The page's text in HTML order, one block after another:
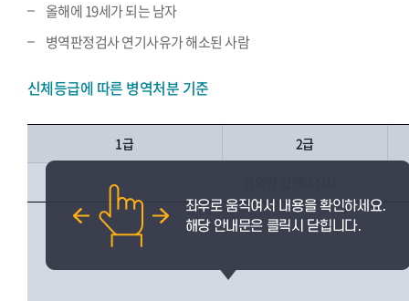
올해에 19세가 되는 남자
병역판정검사 연기사유가 해소된 사람
신체등급에 따른 병역처분 기준
1급 2급